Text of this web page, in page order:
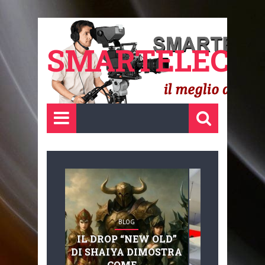
BLOG
IL DROP “NEW OLD”
DI SHAIYA DIMOSTRA